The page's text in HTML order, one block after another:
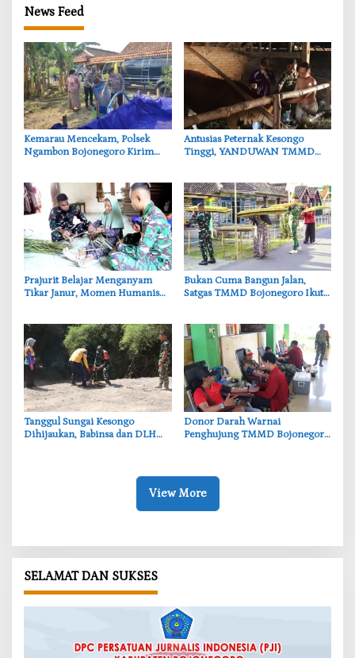
News Feed
‎Kemarau Mencekam, Polsek
Ngambon Bojonegoro Kirim
‎Antusias Peternak Kesongo
Tinggi, YANDUWAN TMMD
‎Prajurit Belajar Menganyam
Tikar Janur, Momen Humanis
‎Bukan Cuma Bangun Jalan,
Satgas TMMD Bojonegoro Ikut
‎Tanggul Sungai Kesongo
Dihijaukan, Babinsa dan DLH
‎Donor Darah Warnai
Penghujung TMMD Bojonegoro
View More
SELAMAT DAN SUKSES